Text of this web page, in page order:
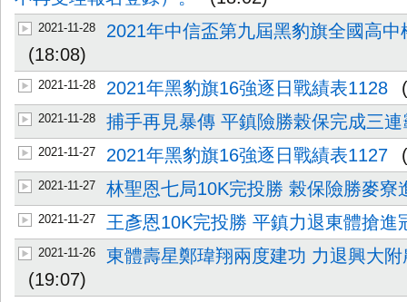
2021-11-28
2021年中信盃第九屆黑豹旗全國高
(18:08)
2021-11-28 2021年黑豹旗16強逐日戰績表1128
2021-11-28 捕手再見暴傳 平鎮險勝榖保完成三
2021-11-27 2021年黑豹旗16強逐日戰績表1127
2021-11-27 林聖恩七局10K完投勝 榖保險勝麥寮
2021-11-27 王彥恩10K完投勝 平鎮力退東體搶進
2021-11-26
東體壽星鄭瑋翔兩度建功 力退興大
(19:07)